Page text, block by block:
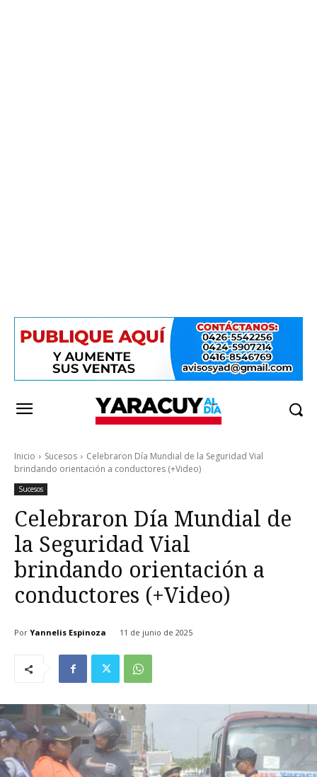
Inicio Sucesos
Celebraron Día Mundial de la Seguridad Vial
brindando orientación a conductores (+Video)
Sucesos
Celebraron Día Mundial de
la Seguridad Vial
brindando orientación a
conductores (+Video)
Por Yannelis Espinoza 11 de junio de 2025